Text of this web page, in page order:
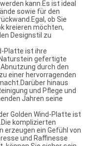
kann.Es ist ideal
sowie für den
ob Sie
kreieren möchten,
Designstil zu
Platte ist ihre
gefertigte
durch den
einer hervorragenden
hinaus
und Pflege und
Jahren seine
Golden Wind-Platte ist
komplizierten
erzeugen ein Gefühl von
und Raffinesse